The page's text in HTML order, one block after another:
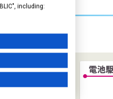
アンプ
including: